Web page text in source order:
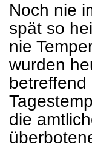
Noch nie
spät so
nie
wurden
betreffend
die